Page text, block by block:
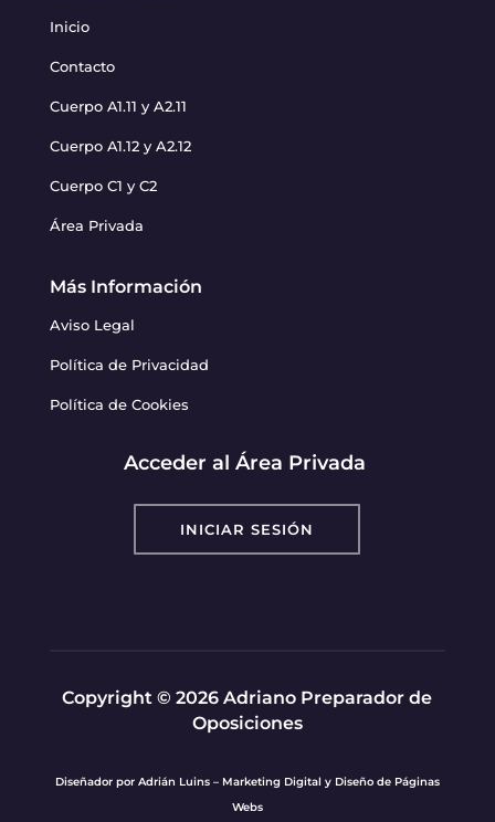
Inicio
Contacto
Cuerpo A1.11 y A2.11
Cuerpo A1.12 y A2.12
Cuerpo C1 y C2
Área Privada
Más Información
Aviso Legal
Política de Privacidad
Política de Cookies
Acceder al Área Privada
INICIAR SESIÓN
Copyright © 2026 Adriano Preparador de
Oposiciones
Diseñador por Adrián Luins – Marketing Digital y Diseño de Páginas
Webs